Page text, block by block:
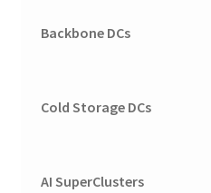
Backbone DCs
Cold Storage DCs
AI SuperClusters